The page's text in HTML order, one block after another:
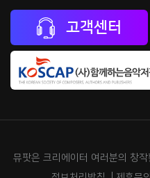
고객센터
뮤팟은 크리에이터 여러분의 창